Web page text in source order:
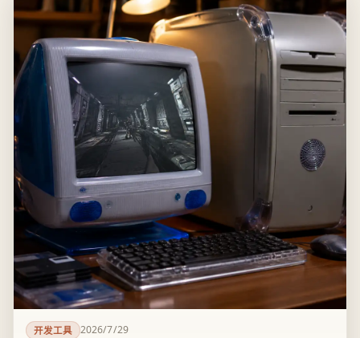
开发工具 2026/7/29